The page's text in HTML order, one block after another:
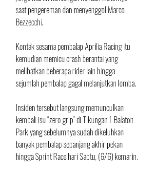
saat pengereman dan menyenggol Marco
Bezzecchi.
Kontak sesama pembalap Aprilia Racing itu
kemudian memicu crash berantai yang
melibatkan beberapa rider lain hingga
sejumlah pembalap gagal melanjutkan lomba.
Insiden tersebut langsung memunculkan
kembali isu “zero grip” di Tikungan 1 Balaton
Park yang sebelumnya sudah dikeluhkan
banyak pembalap sepanjang akhir pekan
hingga Sprint Race hari Sabtu, (6/6) kemarin.